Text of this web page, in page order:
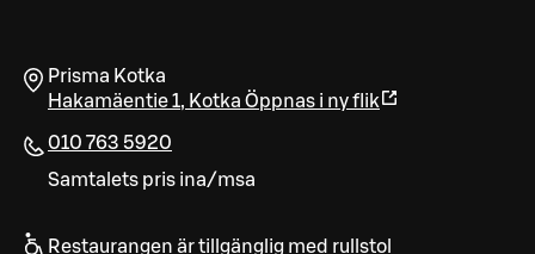
Prisma Kotka
Hakamäentie 1, Kotka Öppnas i ny flik
010 763 5920
Samtalets pris ina/msa
Restaurangen är tillgänglig med rullstol